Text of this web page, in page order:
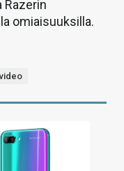
omiaisuuksilla.
video